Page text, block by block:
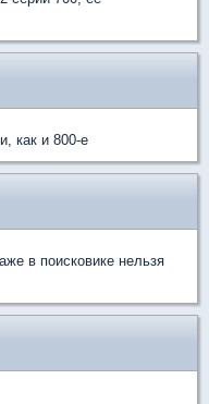
как и 800-е
в поисковике нельзя